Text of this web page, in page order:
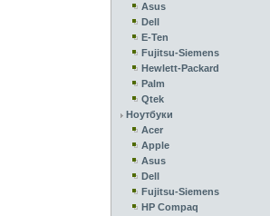
Asus
Dell
E-Ten
Fujitsu-Siemens
Hewlett-Packard
Palm
Qtek
Ноутбуки
Acer
Apple
Asus
Dell
Fujitsu-Siemens
HP Compaq